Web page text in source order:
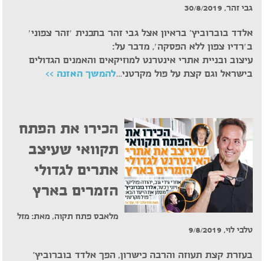
גבי זהר, 30/8/2019
אלדד בוברוביץ' בראיון אצל גבי זהר בתכנית ׳זהר צפוני׳
ב׳רדיו צפון ללא הפסקה׳, מדבר על:
עיצוב ובניית אתרי אינטרנט למוזיקאים והאמנים הגדולים
בישראל וגם קצת על פול מקרטני…להמשך האזנה >>
הכירו את הפתח
תקוואי שעיצב
אתרים לגדולי
הזמרים בארץ
מלאבס פתח תקוה, מאת: מזל
טלבי לוי, 9/8/2019
בעזרת קצת תעוזה והרבה כישרון, הפך אלדד בוברוביץ'